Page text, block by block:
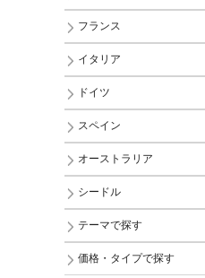
フランス
イタリア
ドイツ
スペイン
オーストラリア
シードル
テーマで探す
価格・タイプで探す